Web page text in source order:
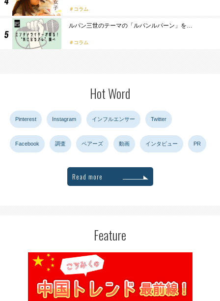
コラム
ルパン三世のテーマの「ルパンルパーン」を…
コラム
Hot Word
Pinterest Instagram インフルエンサー Twitter
Facebook 調査 ペアーズ 動画 インタビュー PR
Read more
Feature